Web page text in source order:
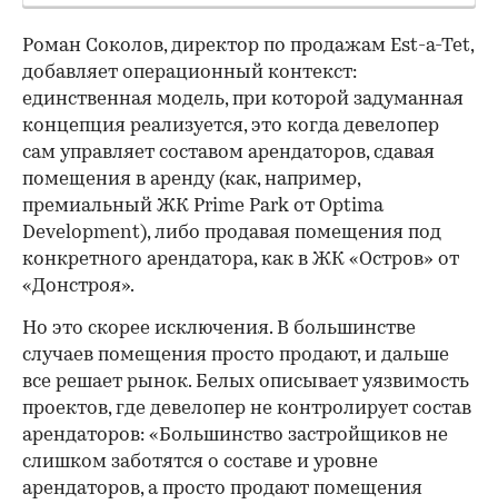
Роман Соколов, директор по продажам Est-a-Tet,
добавляет операционный контекст:
единственная модель, при которой задуманная
концепция реализуется, это когда девелопер
сам управляет составом арендаторов, сдавая
помещения в аренду (как, например,
премиальный ЖК Prime Park от Optima
Development), либо продавая помещения под
конкретного арендатора, как в ЖК «Остров» от
«Донстроя».
Но это скорее исключения. В большинстве
случаев помещения просто продают, и дальше
все решает рынок. Белых описывает уязвимость
проектов, где девелопер не контролирует состав
арендаторов: «Большинство застройщиков не
слишком заботятся о составе и уровне
арендаторов, а просто продают помещения